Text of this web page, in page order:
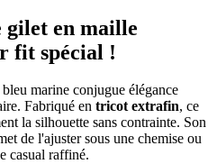
gilet en maille
fit spécial !
bleu marine conjugue élégance
Fabriqué en tricot extrafin, ce
la silhouette sans contrainte. Son
de l'ajuster sous une chemise ou
casual raffiné.